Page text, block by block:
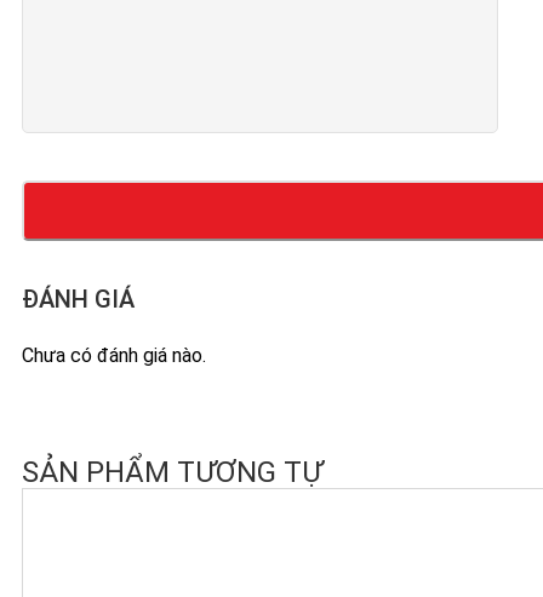
ĐÁNH GIÁ
Chưa có đánh giá nào.
SẢN PHẨM TƯƠNG TỰ